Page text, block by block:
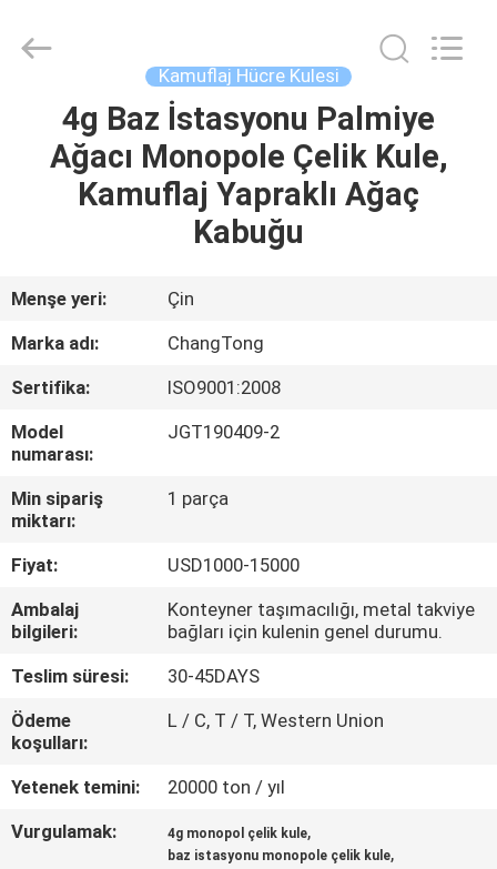
ÜRÜN:%
HAKKIMIZDA
TURU
KONTROL
BIZE
ULAŞIN
HABERLER
BIR
TEKLIF
ISTEĞI
Structure
Kamuflaj Hücre Kulesi
4g Baz İstasyonu Palmiye
Ağacı Monopole Çelik Kule,
Kamuflaj Yapraklı Ağaç
Kabuğu
Menşe yeri:
Çin
Marka adı:
ChangTong
Sertifika:
ISO9001:2008
Model
numarası:
JGT190409-2
Min sipariş
miktarı:
1 parça
Fiyat:
USD1000-15000
Ambalaj
bilgileri:
Konteyner taşımacılığı, metal takviye
bağları için kulenin genel durumu.
Teslim süresi:
30-45DAYS
Ödeme
koşulları:
L / C, T / T, Western Union
Yetenek temini:
20000 ton / yıl
Vurgulamak:
4g monopol çelik kule,
baz istasyonu monopole çelik kule,